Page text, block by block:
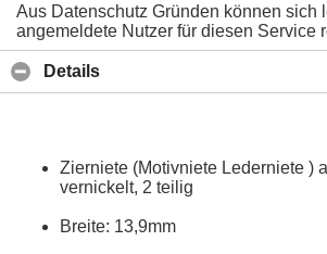
Aus Datenschutz Gründen können sich
angemeldete Nutzer für diesen Service
Details
Zierniete (Motivniete Lederniete )
vernickelt, 2 teilig
Breite: 13,9mm